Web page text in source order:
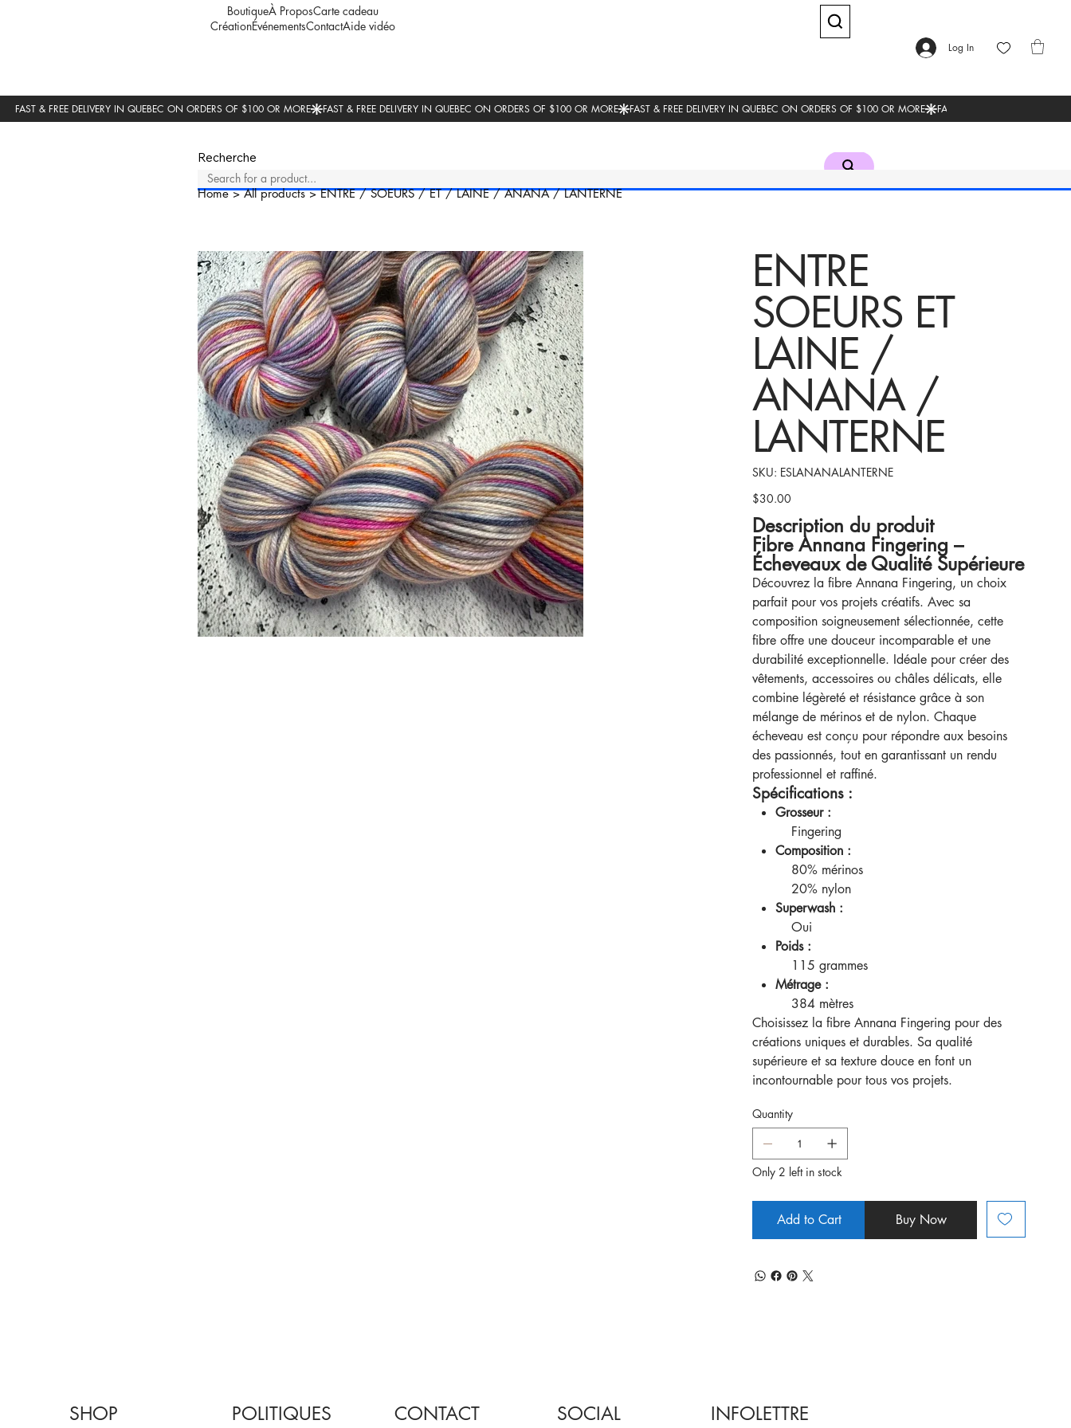
BoutiqueÀ ProposCarte cadeau
CréationÉvénementsContactAide vidéo
Log In
Recherche
Home>All products>ENTRE / SOEURS / ET / LAINE / ANANA / LANTERNE
ENTRE
SOEURS ET
LAINE /
ANANA /
LANTERNE
SKU: SKU
ESLANANALANTERNE
ESLANANALANTERNE
Price
$30.00
Description du produit
Fibre Annana Fingering –
Écheveaux de Qualité Supérieure
Découvrez la fibre Annana Fingering, un choix
parfait pour vos projets créatifs. Avec sa
composition soigneusement sélectionnée, cette
fibre offre une douceur incomparable et une
durabilité exceptionnelle. Idéale pour créer des
vêtements, accessoires ou châles délicats, elle
combine légèreté et résistance grâce à son
mélange de mérinos et de nylon. Chaque
écheveau est conçu pour répondre aux besoins
des passionnés, tout en garantissant un rendu
professionnel et raffiné.
Spécifications :
Grosseur :
Fingering
Composition :
80% mérinos
20% nylon
Superwash :
Oui
Poids :
115 grammes
Métrage :
384 mètres
Choisissez la fibre Annana Fingering pour des
créations uniques et durables. Sa qualité
supérieure et sa texture douce en font un
incontournable pour tous vos projets.
Quantity
Only 2 left in stock
Add to Cart Buy Now
SHOP POLITIQUES CONTACT SOCIAL INFOLETTRE